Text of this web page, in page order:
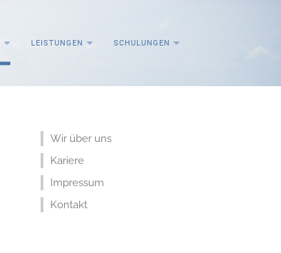
LEISTUNGEN SCHULUNGEN
Wir über uns
Kariere
Impressum
Kontakt